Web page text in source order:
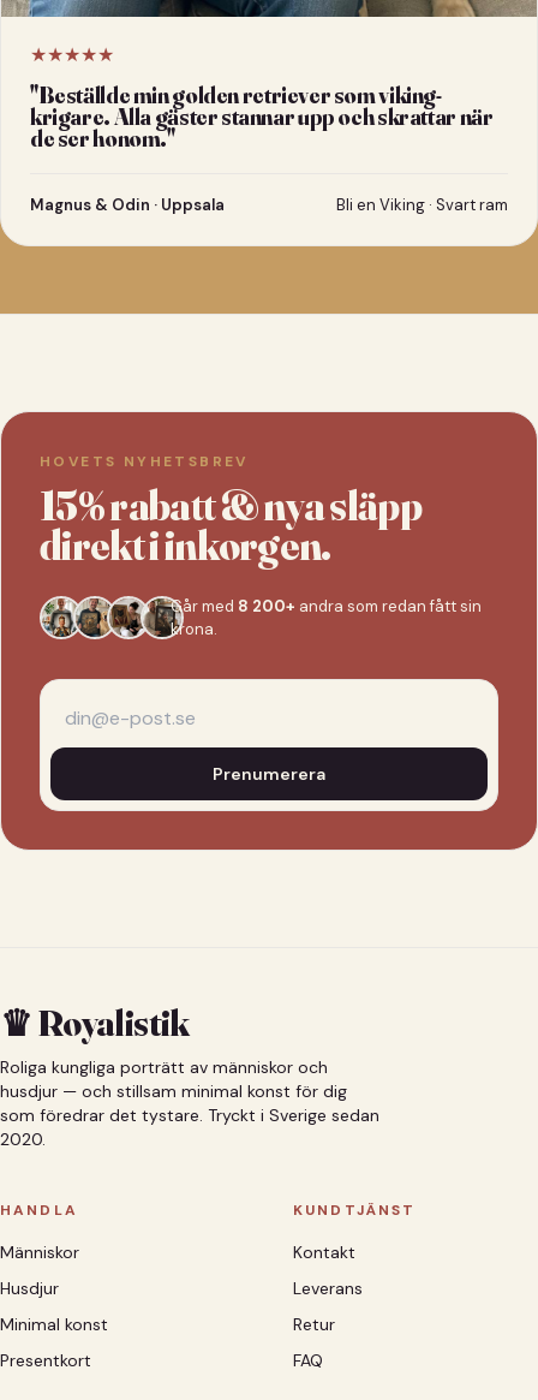
★★★★★
"Beställde min golden retriever som viking-
krigare. Alla gäster stannar upp och skrattar när
de ser honom."
Magnus & Odin · Uppsala Bli en Viking · Svart ram
HOVETS NYHETSBREV
15% rabatt & nya släpp
direkt i inkorgen.
Går med 8 200+ andra som redan fått sin
krona.
Prenumerera
♛ Royalistik
Roliga kungliga porträtt av människor och
husdjur — och stillsam minimal konst för dig
som föredrar det tystare. Tryckt i Sverige sedan
2020.
HANDLA
Människor
Husdjur
Minimal konst
Presentkort
KUNDTJÄNST
Kontakt
Leverans
Retur
FAQ